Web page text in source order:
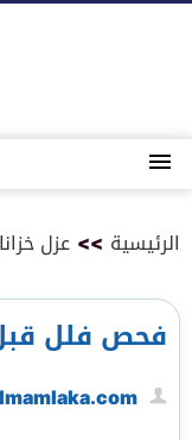
القائمة
الرئيسية >> عزل
فحص فلل قبل